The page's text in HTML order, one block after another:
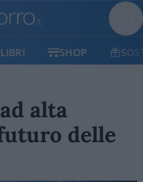
SHOP SOSTIENICI
alta
delle